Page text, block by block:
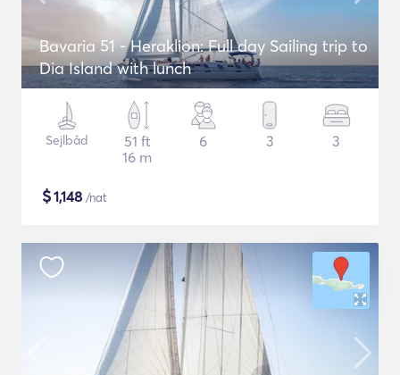
Bavaria 51 - Heraklion: Full day Sailing trip to
Dia Island with lunch
Sejlbåd
51 ft
16 m
6 3 3
$1,148 /nat